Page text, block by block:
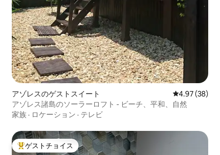
アゾレスのゲストスイート レビュー38
4.97 (38)
アゾレス諸島のソーラーロフト - ビーチ、平和、自然
家族 · ロケーション · テレビ
大好評のゲストチョイスです。
ゲストチョイス